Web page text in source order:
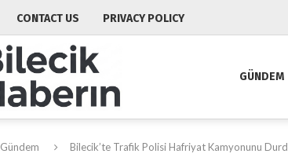
CONTACT US PRIVACY POLICY
GÜNDEM
Gündem Bilecik’te Trafik Polisi Hafriyat Kamyonunu